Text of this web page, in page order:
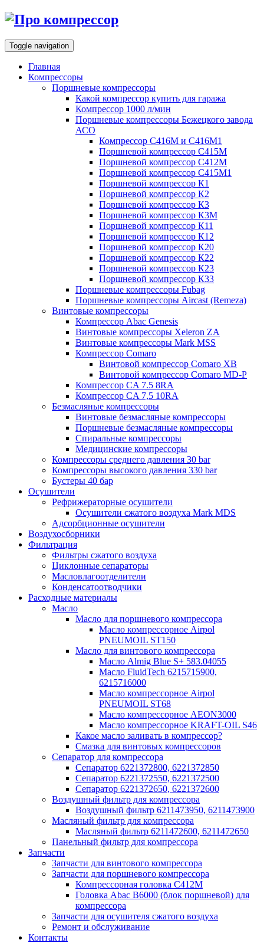
Toggle navigation
Главная
Компрессоры
Поршневые компрессоры
Какой компрессор купить для гаража
Компрессор 1000 л/мин
Поршневые компрессоры Бежецкого завода
АСО
Компрессор С416М и С416М1
Поршневой компрессор С415М
Поршневой компрессор С412М
Поршневой компрессор С415М1
Поршневой компрессор К1
Поршневой компрессор К2
Поршневой компрессор К3
Поршневой компрессор К3М
Поршневой компрессор К11
Поршневой компрессор К12
Поршневой компрессор К20
Поршневой компрессор К22
Поршневой компрессор К23
Поршневой компрессор К33
Поршневые компрессоры Fubag
Поршневые компрессоры Aircast (Remeza)
Винтовые компрессоры
Компрессор Abac Genesis
Винтовые компрессоры Xeleron ZA
Винтовые компрессоры Mark MSS
Компрессор Comaro
Винтовой компрессор Comaro XB
Винтовой компрессор Comaro MD-P
Компрессор CA 7.5 8RA
Компрессор CA 7,5 10RA
Безмасляные компрессоры
Винтовые безмасляные компрессоры
Поршневые безмасляные компрессоры
Спиральные компрессоры
Медицинские компрессоры
Компрессоры среднего давления 30 bar
Компрессоры высокого давления 330 bar
Бустеры 40 бар
Осушители
Рефрижераторные осушители
Осушители сжатого воздуха Mark MDS
Адсорбционные осушители
Воздухосборники
Фильтрация
Фильтры сжатого воздуха
Циклонные сепараторы
Масловлагоотделители
Конденсатоотводчики
Расходные материалы
Масло
Масло для поршневого компрессора
Масло компрессорное Airpol
PNEUMOIL ST150
Масло для винтового компрессора
Масло Almig Blue S+ 583.04055
Масло FluidTech 6215715900,
6215716000
Масло компрессорное Airpol
PNEUMOIL ST68
Масло компрессорное AEON3000
Масло компрессорное KRAFT-OIL S46
Какое масло заливать в компрессор?
Смазка для винтовых компрессоров
Сепаратор для компрессора
Сепаратор 6221372800, 6221372850
Сепаратор 6221372550, 6221372500
Сепаратор 6221372650, 6221372600
Воздушный фильтр для компрессора
Воздушный фильтр 6211473950, 6211473900
Масляный фильтр для компрессора
Масляный фильтр 6211472600, 6211472650
Панельный фильтр для компрессора
Запчасти
Запчасти для винтового компрессора
Запчасти для поршневого компрессора
Компрессорная головка С412М
Головка Abac B6000 (блок поршневой) для
компрессора
Запчасти для осушителя сжатого воздуха
Ремонт и обслуживание
Контакты